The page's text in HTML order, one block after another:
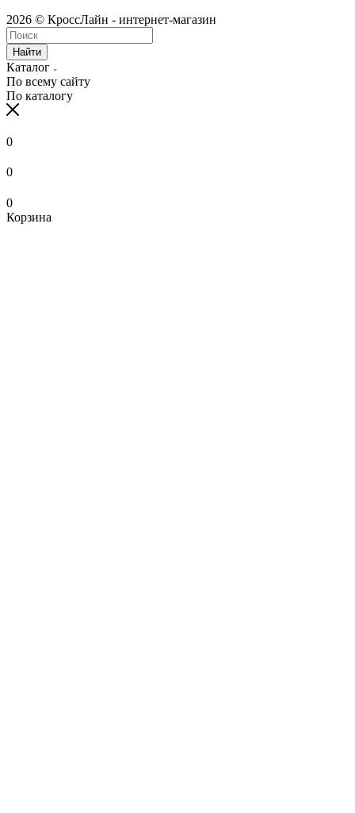
2026 © КроссЛайн - интернет-магазин
Найти
Каталог
По всему сайту
По каталогу
0
0
0
Корзина